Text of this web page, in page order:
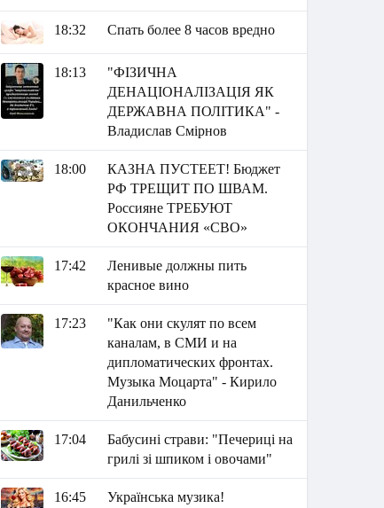
18:32 Спать более 8 часов вредно
18:13
"ФІЗИЧНА
ДЕНАЦІОНАЛІЗАЦІЯ ЯК
ДЕРЖАВНА ПОЛІТИКА" -
Владислав Смірнов
18:00
КАЗНА ПУСТЕЕТ! Бюджет
РФ ТРЕЩИТ ПО ШВАМ.
Россияне ТРЕБУЮТ
ОКОНЧАНИЯ «СВО»
17:42
Ленивые должны пить
красное вино
17:23
"Как они скулят по всем
каналам, в СМИ и на
дипломатических фронтах.
Музыка Моцарта" - Кирило
Данильченко
17:04
Бабусині страви: "Печериці на
грилі зі шпиком і овочами"
16:45 Українська музика!